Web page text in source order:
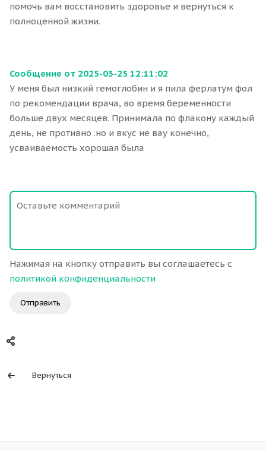
помочь вам восстановить здоровье и вернуться к
полноценной жизни.
Сообщение от 2025-03-25 12:11:02
У меня был низкий гемоглобин и я пила ферлатум фол
по рекомендации врача, во время беременности
больше двух месяцев. Принимала по флакону каждый
день, не противно .но и вкус не вау конечно,
усваиваемость хорошая была
Нажимая на кнопку отправить вы соглашаетесь с
политикой конфиденциальности
Отправить
Вернуться